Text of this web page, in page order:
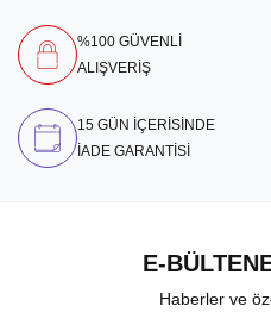
%100 GÜVENLİ
ALIŞVERİŞ
15 GÜN İÇERİSİNDE
İADE GARANTİSİ
E-
Haberler ve